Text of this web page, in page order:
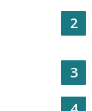
2
3